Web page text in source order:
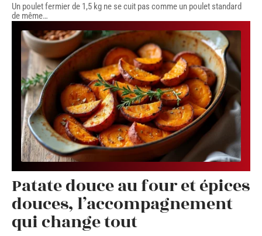
Un poulet fermier de 1,5 kg ne se cuit pas comme un poulet standard
de même…
Patate douce au four et épices
douces, l’accompagnement
qui change tout